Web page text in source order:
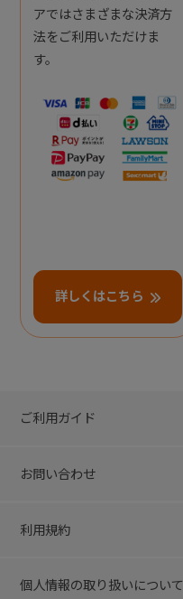
アではさまざまな決済方
法をご利用いただけま
す。
詳しくはこちら
ご利用ガイド
お問い合わせ
利用規約
個人情報の取り扱いについて